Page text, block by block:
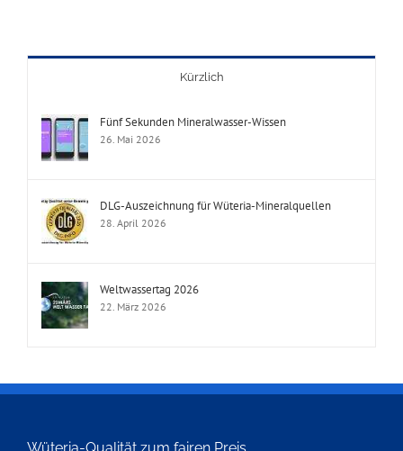
Kürzlich
Fünf Sekunden Mineralwasser-Wissen
26. Mai 2026
DLG-Auszeichnung für Wüteria-Mineralquellen
28. April 2026
Weltwassertag 2026
22. März 2026